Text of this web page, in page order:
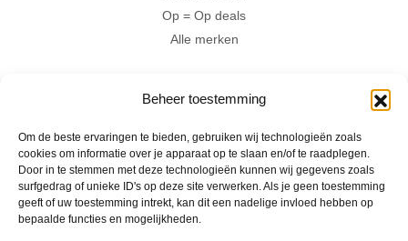
Beheer toestemming
Om de beste ervaringen te bieden, gebruiken wij technologieën zoals
cookies om informatie over je apparaat op te slaan en/of te raadplegen.
Door in te stemmen met deze technologieën kunnen wij gegevens zoals
surfgedrag of unieke ID's op deze site verwerken. Als je geen toestemming
geeft of uw toestemming intrekt, kan dit een nadelige invloed hebben op
bepaalde functies en mogelijkheden.
Op = Op deals
Alle merken
Zoet
Zuur
Hallal
Vegan
Volg ons